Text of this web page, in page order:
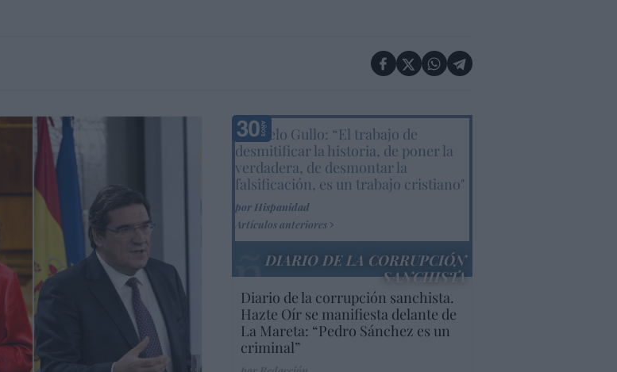
Marcelo Gullo: “El trabajo de
desmitificar la historia, de poner la
verdadera, de desmontar la
falsificación, es un trabajo cristiano"
por Hispanidad
Artículos anteriores
DIARIO DE LA CORRUPCIÓN
SANCHISTA
Diario de la corrupción sanchista.
Hazte Oír se manifiesta delante de
La Mareta: “Pedro Sánchez es un
criminal”